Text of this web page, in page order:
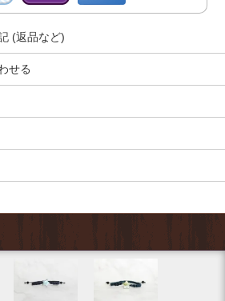
(返品など)
せる